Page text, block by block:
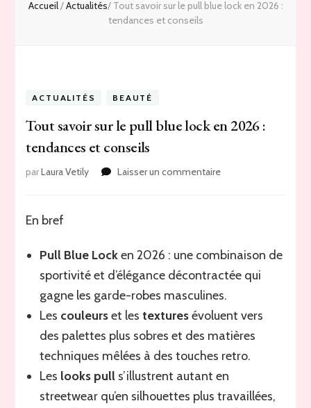
Accueil/Actualités/ Tout savoir sur le pull blue lock en 2026 :
tendances et conseils
ACTUALITÉS BEAUTÉ
Tout savoir sur le pull blue lock en 2026 :
tendances et conseils
parLaura Vetily Laisser un commentairesur
blue
lock
2026
:
tendances
conseils
En bref
Pull Blue Locken 2026 : une combinaison de
sportivité et d’élégance décontractée qui
gagne les garde-robes masculines.
Les couleurset lestexturesévoluent vers
des palettes plus sobres et des matières
techniques mêlées à des touches retro.
Les looks pull s’illustrent autant en
streetwear qu’en silhouettes plus travaillées,